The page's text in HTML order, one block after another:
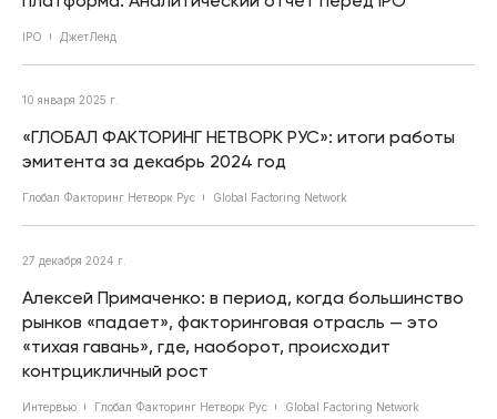
IPO ДжетЛенд
10 января 2025 г.
«ГЛОБАЛ ФАКТОРИНГ НЕТВОРК РУС»: итоги работы
эмитента за декабрь 2024 год
Глобал Факторинг Нетворк Рус Global Factoring Network
27 декабря 2024 г.
Алексей Примаченко: в период, когда большинство
рынков «падает», факторинговая отрасль — это
«тихая гавань», где, наоборот, происходит
контрцикличный рост
Интервью Глобал Факторинг Нетворк Рус Global Factoring Network